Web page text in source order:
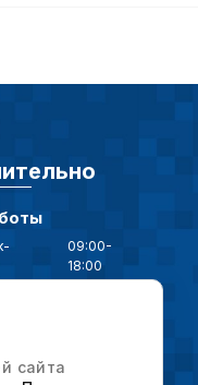
09:00-
18:00
сайта